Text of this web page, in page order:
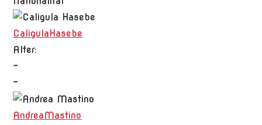
CaligulaHasebe
Alter:
-
-
AndreaMastino